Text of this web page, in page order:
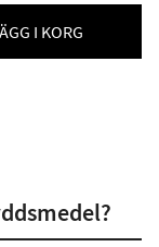
I KORG